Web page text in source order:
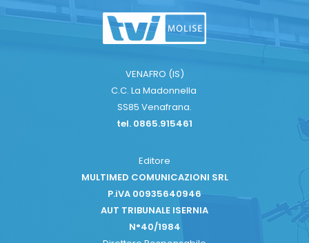
VENAFRO (IS)
C.C. La Madonnella
SS85 Venafrana.
tel. 0865.915461
Editore
MULTIMED COMUNICAZIONI SRL
P.iVA 00935640946
AUT TRIBUNALE ISERNIA
N°40/1984